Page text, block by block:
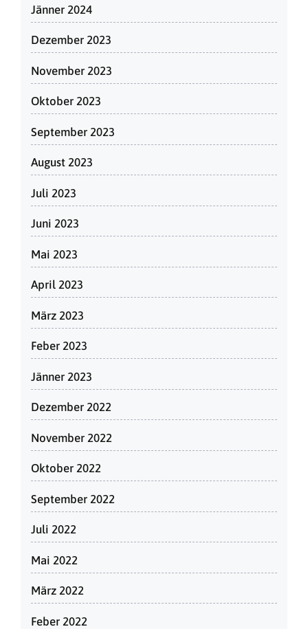
Jänner 2024
Dezember 2023
November 2023
Oktober 2023
September 2023
August 2023
Juli 2023
Juni 2023
Mai 2023
April 2023
März 2023
Feber 2023
Jänner 2023
Dezember 2022
November 2022
Oktober 2022
September 2022
Juli 2022
Mai 2022
März 2022
Feber 2022